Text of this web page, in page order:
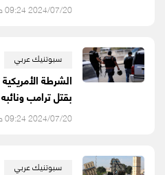
2024/07/20 09:24 ص
سبوتنيك عربي
الشرطة
بقتل ترامب ونائبه
2024/07/20 09:24 ص
سبوتنيك عربي